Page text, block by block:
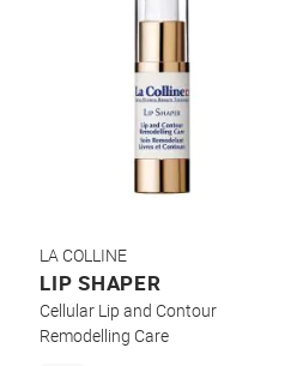
LA COLLINE
LIP SHAPER
Cellular Lip and Contour
Remodelling Care